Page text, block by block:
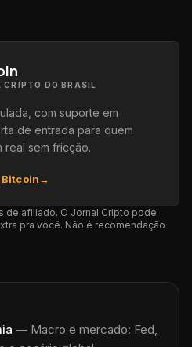
CRIPTO DO BRASIL
com suporte em
de entrada para quem
real sem fricção.
→
de afiliado. O Jornal Cripto pode
pra você. Não é recomendação
— Macro e mercado: Fed,